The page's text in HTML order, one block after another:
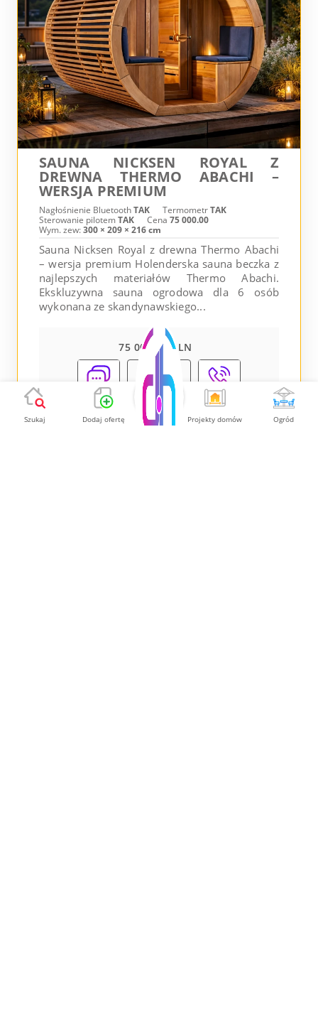
SAUNA NICKSEN ROYAL Z
DREWNA THERMO ABACHI –
WERSJA PREMIUM
Nagłośnienie BluetoothTAK TermometrTAK
Sterowanie pilotemTAK Cena 75 000.00
Wym. zew:300 × 209 × 216 cm
Sauna Nicksen Royal z drewna Thermo Abachi
– wersja premium Holenderska sauna beczka z
najlepszych materiałów Thermo Abachi.
Ekskluzywna sauna ogrodowa dla 6 osób
wykonana ze skandynawskiego...
75 000.00 PLN
Pokaż
Szukaj Dodaj ofertę Projekty domów Ogród